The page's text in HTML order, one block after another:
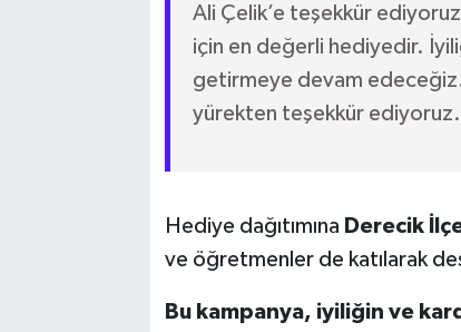
Ali Çelik’e teşekkür
için en değerli hediyedir.
getirmeye devam
yürekten teşekkür
Hediye dağıtımına Derecik
ve öğretmenler de katılarak
Bu kampanya, iyiliğin ve